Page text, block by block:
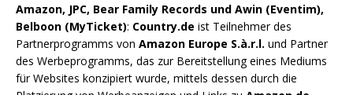
Amazon, JPC, Bear Family Records und Awin (Eventim),
Belboon (MyTicket): Country.de ist Teilnehmer des
Partnerprogramms von Amazon Europe S.à.r.l. und Partner
des Werbeprogramms, das zur Bereitstellung eines Mediums
für Websites konzipiert wurde, mittels dessen durch die